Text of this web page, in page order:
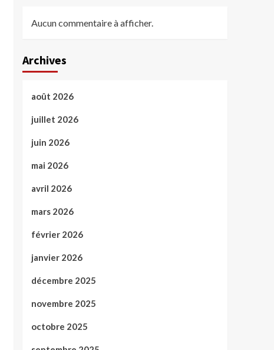
Aucun commentaire à afficher.
Archives
août 2026
juillet 2026
juin 2026
mai 2026
avril 2026
mars 2026
février 2026
janvier 2026
décembre 2025
novembre 2025
octobre 2025